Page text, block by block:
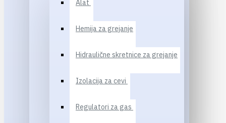
Alat
Hemija za grejanje
Hidraulične skretnice za grejanje
Izolacija za cevi
Regulatori za gas